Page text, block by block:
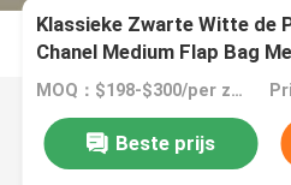
Klassieke Zwarte Witte de
Chanel Medium Flap Bag
MOQ：$198-$300/per zak
Beste prijs